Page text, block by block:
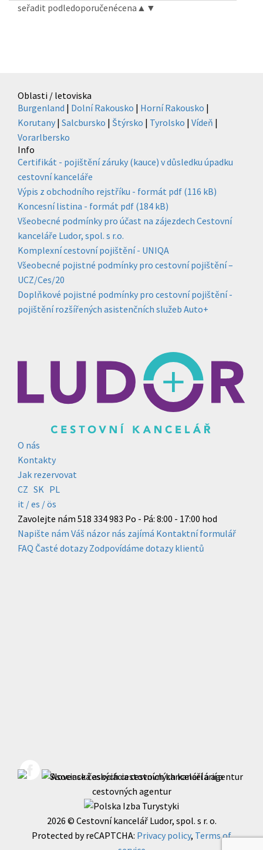
seřadit podledoporučenécena ▲ ▼
Oblasti / letoviska
Burgenland | Dolní Rakousko | Horní Rakousko |
Korutany | Salcbursko | Štýrsko | Tyrolsko | Vídeň |
Vorarlbersko
Info
Certifikát - pojištění záruky (kauce) v důsledku úpadku
cestovní kanceláře
Výpis z obchodního rejstříku - formát pdf (116 kB)
Koncesní listina - formát pdf (184 kB)
Všeobecné podmínky pro účast na zájezdech Cestovní
kanceláře Ludor, spol. s r.o.
Komplexní cestovní pojištění - UNIQA
Všeobecné pojistné podmínky pro cestovní pojištění –
UCZ/Ces/20
Doplňkové pojistné podmínky pro cestovní pojištění -
pojištění rozšířených asistenčních služeb Auto+
O nás
Kontakty
Jak rezervovat
CZ SK PL
it /es / ös
Zavolejte nám 518 334 983 Po - Pá: 8:00 - 17:00 hod
Napište nám Váš názor nás zajímá Kontaktní formulář
FAQ Časté dotazy Zodpovídáme dotazy klientů
2026 © Cestovní kancelář Ludor, spol. s r. o.
Protected by reCAPTCHA: Privacy policy, Terms of